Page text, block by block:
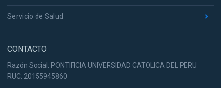
Servicio de Salud
CONTACTO
Razón Social: PONTIFICIA UNIVERSIDAD CATOLICA DEL PERU
RUC: 20155945860